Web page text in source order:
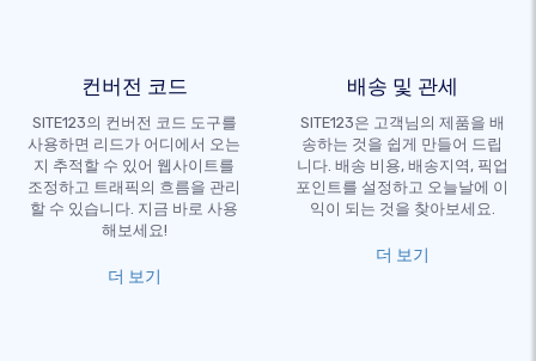
컨버전 코드
SITE123의 컨버전 코드 도구를
사용하면 리드가 어디에서 오는
지 추적할 수 있어 웹사이트를
조정하고 트래픽의 흐름을 관리
할 수 있습니다. 지금 바로 사용
해보세요!
더 보기
배송 및 관세
SITE123은 고객님의 제품을 배
송하는 것을 쉽게 만들어 드립
니다. 배송 비용, 배송지역, 픽업
포인트를 설정하고 오늘날에 이
익이 되는 것을 찾아보세요.
더 보기